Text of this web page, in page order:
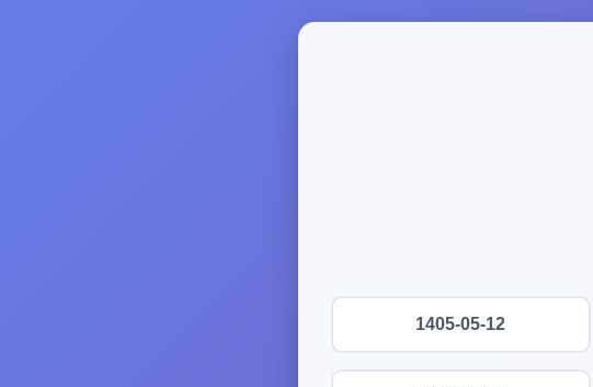
1405-05-12